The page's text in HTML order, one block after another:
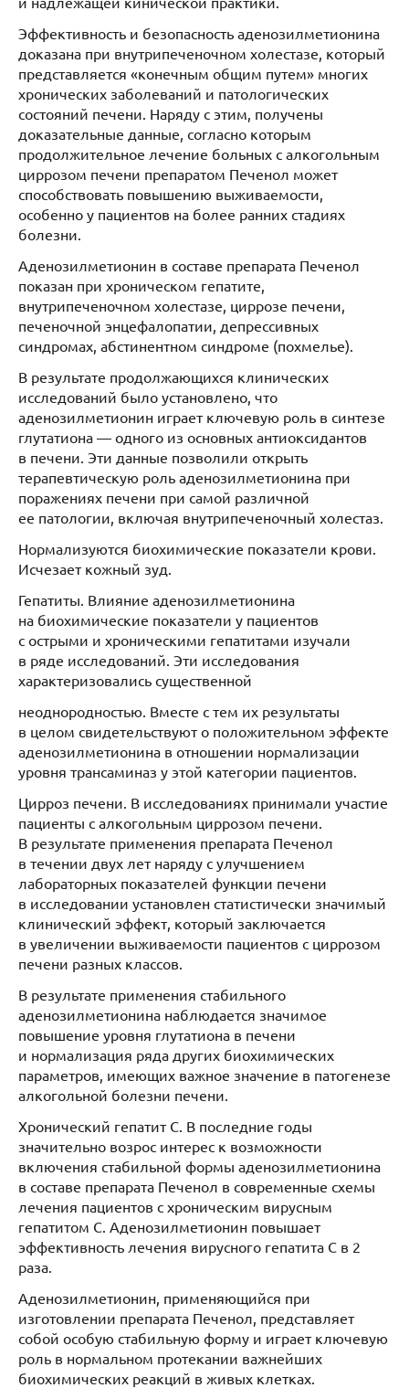
Эффективность и безопасность аденозилметионина
доказана при внутрипеченочном холестазе, который
представляется «конечным общим путем» многих
хронических заболеваний и патологических
состояний печени. Наряду с этим, получены
доказательные данные, согласно которым
продолжительное лечение больных с алкогольным
циррозом печени препаратом Печенол может
способствовать повышению выживаемости,
особенно у пациентов на более ранних стадиях
болезни.
Аденозилметионин в составе препарата Печенол
показан при хроническом гепатите,
внутрипеченочном холестазе, циррозе печени,
печеночной энцефалопатии, депрессивных
синдромах, абстинентном синдроме (похмелье).
В результате продолжающихся клинических
исследований было установлено, что
аденозилметионин играет ключевую роль в синтезе
глутатиона — одного из основных антиоксидантов
в печени. Эти данные позволили открыть
терапевтическую роль аденозилметионина при
поражениях печени при самой различной
ее патологии, включая внутрипеченочный холестаз.
Нормализуются биохимические показатели крови.
Исчезает кожный зуд.
Гепатиты. Влияние аденозилметионина
на биохимические показатели у пациентов
с острыми и хроническими гепатитами изучали
в ряде исследований. Эти исследования
характеризовались существенной
неоднородностью. Вместе с тем их результаты
в целом свидетельствуют о положительном эффекте
аденозилметионина в отношении нормализации
уровня трансаминаз у этой категории пациентов.
Цирроз печени. В исследованиях принимали участие
пациенты с алкогольным циррозом печени.
В результате применения препарата Печенол
в течении двух лет наряду с улучшением
лабораторных показателей функции печени
в исследовании установлен статистически значимый
клинический эффект, который заключается
в увеличении выживаемости пациентов с циррозом
печени разных классов.
В результате применения стабильного
аденозилметионина наблюдается значимое
повышение уровня глутатиона в печени
и нормализация ряда других биохимических
параметров, имеющих важное значение в патогенезе
алкогольной болезни печени.
Хронический гепатит С. В последние годы
значительно возрос интерес к возможности
включения стабильной формы аденозилметионина
в составе препарата Печенол в современные схемы
лечения пациентов с хроническим вирусным
гепатитом С. Аденозилметионин повышает
эффективность лечения вирусного гепатита С в 2
раза.
Аденозилметионин, применяющийся при
изготовлении препарата Печенол, представляет
собой особую стабильную форму и играет ключевую
роль в нормальном протекании важнейших
биохимических реакций в живых клетках.